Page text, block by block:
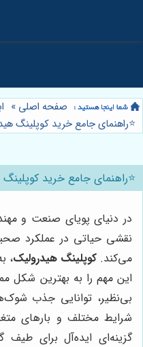
صفحه اصلی »
⭐️راهنمای جامع خرید کوپلینگ
⭐️راهنمای جامع خرید
در دنیای پویای صنعت و
نقشی حیاتی در عملکرد
می‌کند.کوپلینگ هیدرولیک،
این مهم را به بهترین شکل
بی‌نظیر، توانایی جذب
شرایط مختلف و بارهای
گزینه‌ای ایده‌آل برای طیف